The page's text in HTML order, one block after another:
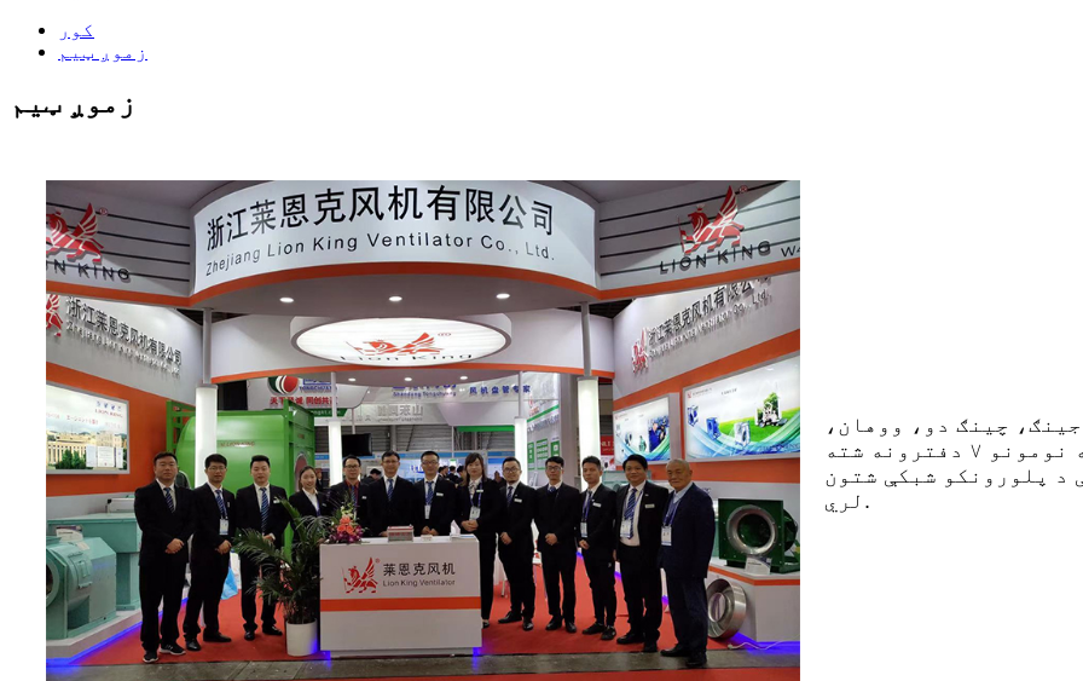
کور
زموږ ټیم
زموږ ټیم
چينګ دو، ووهان،
د پلورونکو شبکې شتون
لري.